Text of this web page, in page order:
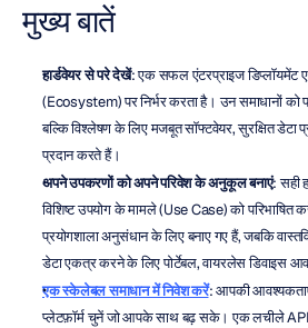
मुख्य बातें
हार्डवेयर से परे देखें: एक सफल एंटरप्राइज डिप्लॉयमेंट
(Ecosystem) पर निर्भर करता है। उन समाधानों
बल्कि विश्लेषण के लिए मजबूत सॉफ्टवेयर, सुरक्षित डेटा
प्रदान करते हैं।
अपने उपकरणों को अपने परिवेश के अनुकूल बनाएं: सही
विशिष्ट उपयोग के मामले (Use Case) को परिभाषित
प्रयोगशाला अनुसंधान के लिए बनाए गए हैं, जबकि
डेटा एकत्र करने के लिए पोर्टेबल, वायरलेस डिवाइस
एक स्केलेबल समाधान में निवेश करें: आपकी
प्लेटफ़ॉर्म चुनें जो आपके साथ बढ़ सके। एक लचीले